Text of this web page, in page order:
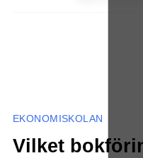
EKONOMISKOLAN
Vilket